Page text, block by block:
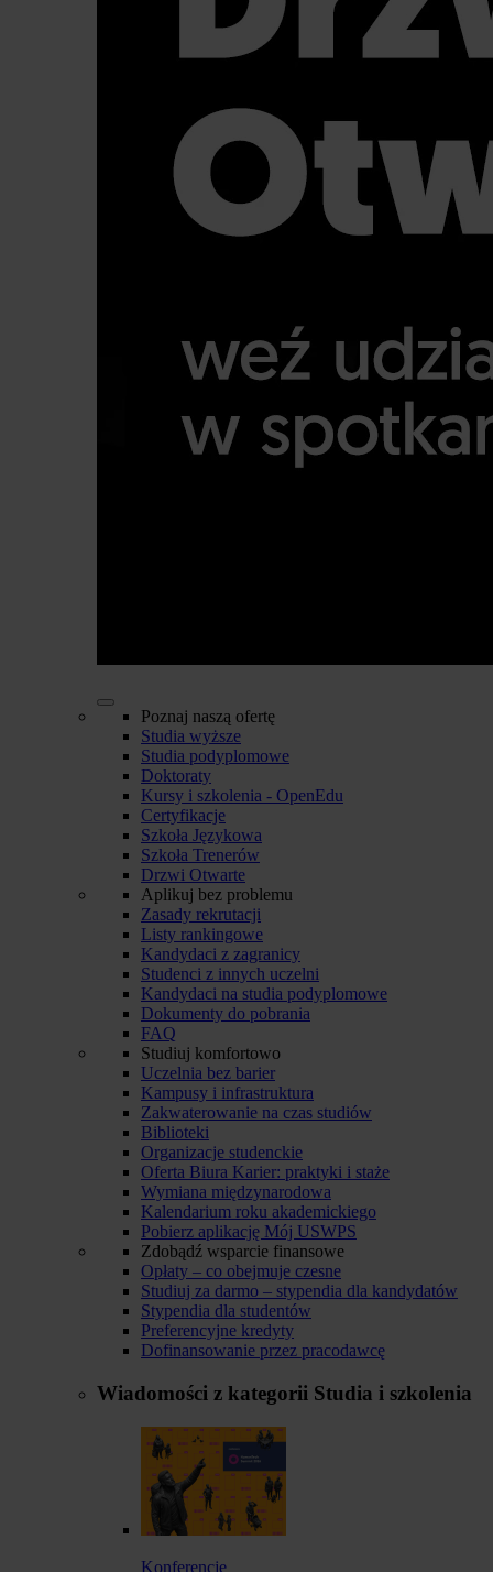
Poznaj naszą ofertę
Studia wyższe
Studia podyplomowe
Doktoraty
Kursy i szkolenia - OpenEdu
Certyfikacje
Szkoła Językowa
Szkoła Trenerów
Drzwi Otwarte
Aplikuj bez problemu
Zasady rekrutacji
Listy rankingowe
Kandydaci z zagranicy
Studenci z innych uczelni
Kandydaci na studia podyplomowe
Dokumenty do pobrania
FAQ
Studiuj komfortowo
Uczelnia bez barier
Kampusy i infrastruktura
Zakwaterowanie na czas studiów
Biblioteki
Organizacje studenckie
Oferta Biura Karier: praktyki i staże
Wymiana międzynarodowa
Kalendarium roku akademickiego
Pobierz aplikację Mój USWPS
Zdobądź wsparcie finansowe
Opłaty – co obejmuje czesne
Studiuj za darmo – stypendia dla kandydatów
Stypendia dla studentów
Preferencyjne kredyty
Dofinansowanie przez pracodawcę
Wiadomości z kategorii Studia i szkolenia
Konferencje